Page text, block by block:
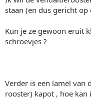
staan (en dus gericht
Kun je ze gewoon eruit
schroevjes ?
Verder is een lamel van
rooster) kapot , hoe kan